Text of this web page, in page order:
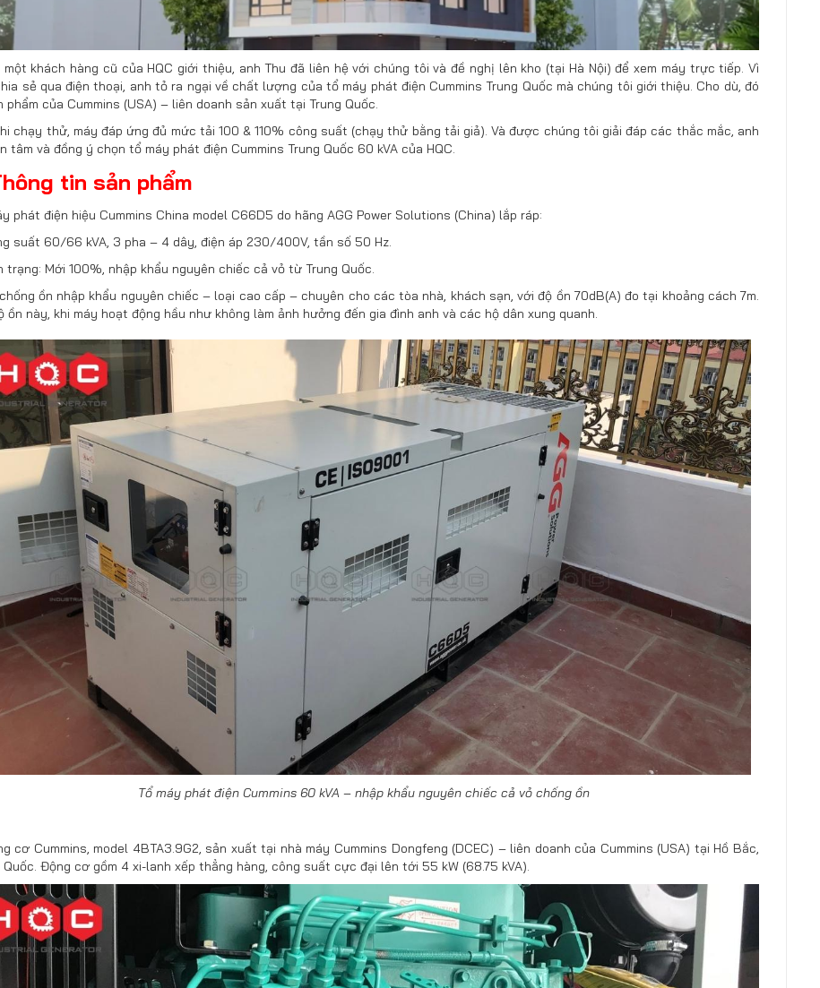
khách hàng cũ của HQC giới thiệu, anh Thu đã liên hệ với chúng tôi và đề nghị lên kho (tại Hà Nội) để xem máy trực tiếp. Vì
sẻ qua điện thoại, anh tỏ ra ngại về chất lượng của tổ máy phát điện Cummins Trung Quốc mà chúng tôi giới thiệu. Cho dù, đó
phẩm của Cummins (USA) – liên doanh sản xuất tại Trung Quốc.
chạy thử, máy đáp ứng đủ mức tải 100 & 110% công suất (chạy thử bằng tải giả). Và được chúng tôi giải đáp các thắc mắc, anh
tâm và đồng ý chọn tổ máy phát điện Cummins Trung Quốc 60 kVA của HQC.
tin sản phẩm
phát điện hiệu Cummins China model C66D5 do hãng AGG Power Solutions (China) lắp ráp:
suất 60/66 kVA, 3 pha – 4 dây, điện áp 230/400V, tần số 50 Hz.
trạng: Mới 100%, nhập khẩu nguyên chiếc cả vỏ từ Trung Quốc.
ồn nhập khẩu nguyên chiếc – loại cao cấp – chuyên cho các tòa nhà, khách sạn, với độ ồn 70dB(A) đo tại khoảng cách 7m.
ồn này, khi máy hoạt động hầu như không làm ảnh hưởng đến gia đình anh và các hộ dân xung quanh.
Tổ máy phát điện Cummins 60 kVA – nhập khẩu nguyên chiếc cả vỏ chống ồn
cơ Cummins, model 4BTA3.9G2, sản xuất tại nhà máy Cummins Dongfeng (DCEC) – liên doanh của Cummins (USA) tại Hồ Bắc,
Quốc. Động cơ gồm 4 xi-lanh xếp thẳng hàng, công suất cực đại lên tới 55 kW (68.75 kVA).